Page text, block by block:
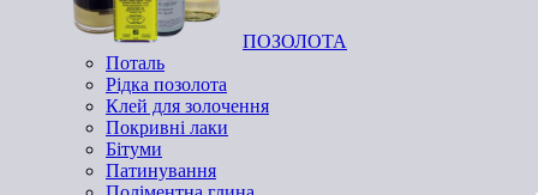
ПОЗОЛОТА
Поталь
Рідка позолота
Клей для золочення
Покривні лаки
Бітуми
Патинування